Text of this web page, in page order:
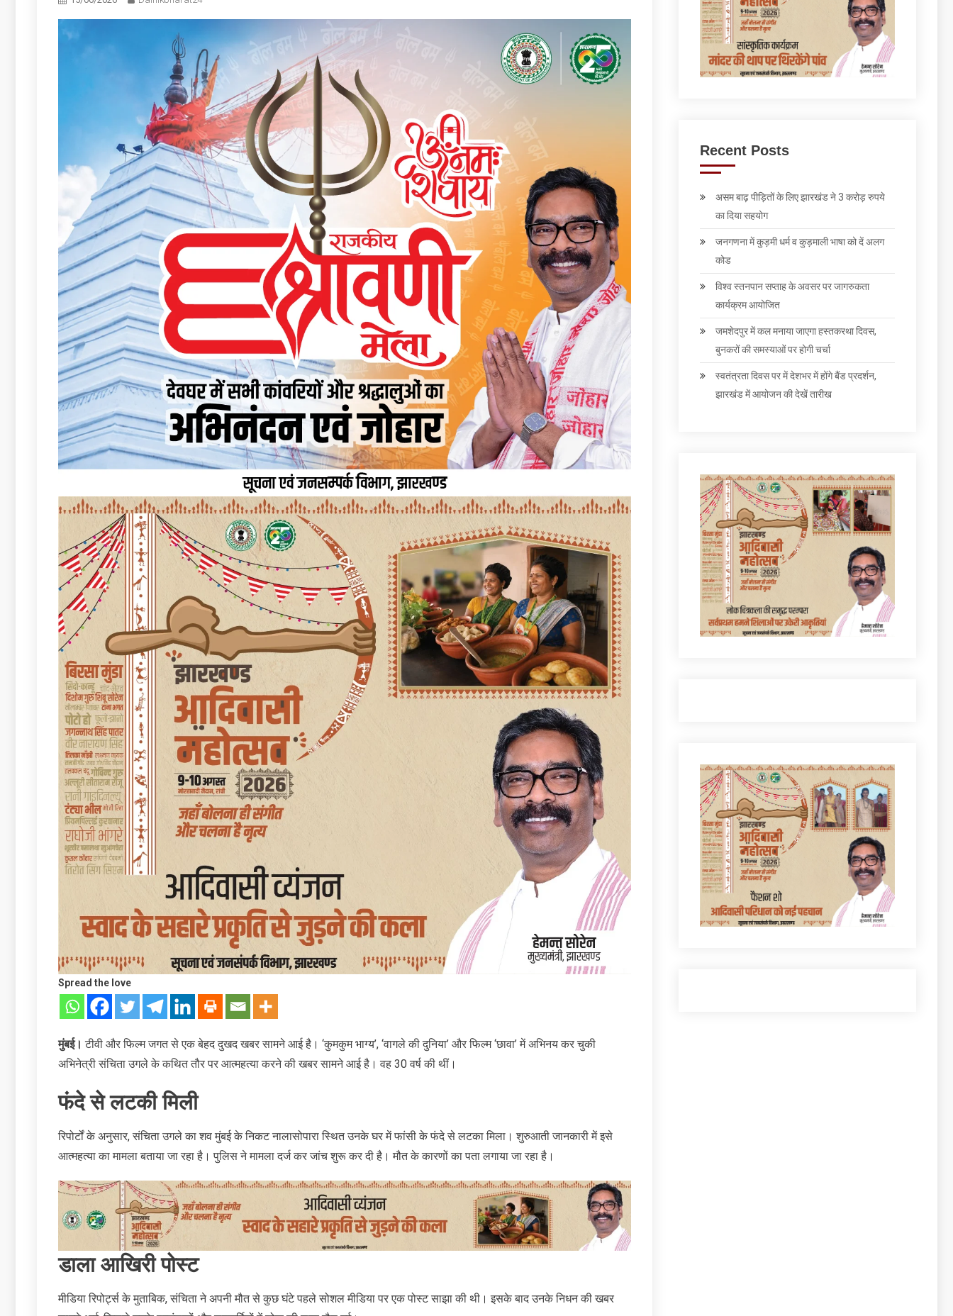
Spread the love
मुंबई। टीवी और फिल्म जगत से एक बेहद दुखद खबर सामने आई है। ‘कुमकुम भाग्य’, ‘वागले की दुनिया’ और फिल्म ‘छावा’ में अभिनय कर चुकी
अभिनेत्री संचिता उगले के कथित तौर पर आत्महत्या करने की खबर सामने आई है। वह 30 वर्ष की थीं।
फंदे से लटकी मिली
रिपोर्टों के अनुसार, संचिता उगले का शव मुंबई के निकट नालासोपारा स्थित उनके घर में फांसी के फंदे से लटका मिला। शुरुआती जानकारी में इसे
आत्महत्या का मामला बताया जा रहा है। पुलिस ने मामला दर्ज कर जांच शुरू कर दी है। मौत के कारणों का पता लगाया जा रहा है।
डाला आखिरी पोस्ट
मीडिया रिपोर्ट्स के मुताबिक, संचिता ने अपनी मौत से कुछ घंटे पहले सोशल मीडिया पर एक पोस्ट साझा की थी। इसके बाद उनके निधन की खबर
Recent Posts
असम बाढ़ पीड़ितों के लिए झारखंड ने 3 करोड़ रुपये
का दिया सहयोग
जनगणना में कुड़मी धर्म व कुड़माली भाषा को दें अलग
कोड
विश्व स्तनपान सप्ताह के अवसर पर जागरुकता
कार्यक्रम आयोजित
जमशेदपुर में कल मनाया जाएगा हस्तकरथा दिवस,
बुनकरों की समस्याओं पर होगी चर्चा
स्वतंत्रता दिवस पर में देशभर में होंगे बैंड प्रदर्शन,
झारखंड में आयोजन की देखें तारीख